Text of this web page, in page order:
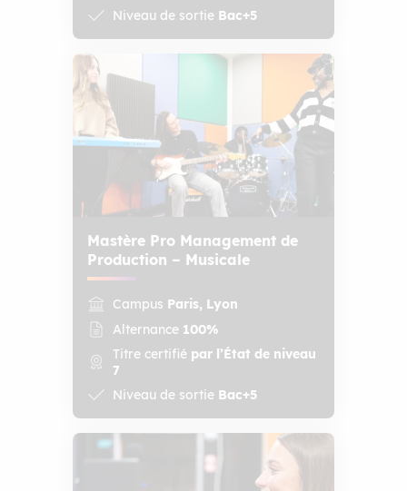
Niveau de sortie Bac+5
Mastère Pro Management de
Production – Musicale
Campus Paris, Lyon
Alternance 100%
Titre certifié par l’État de niveau
7
Niveau de sortie Bac+5